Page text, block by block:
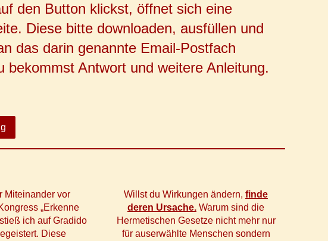
den Button klickst, öffnet sich eine
Diese bitte downloaden, ausfüllen und
das darin genannte Email-Postfach
bekommst Antwort und weitere Anleitung.
Miteinander vor
„Erkenne
ich auf Gradido
Diese
Willst du Wirkungen ändern, finde
deren Ursache. Warum sind die
Hermetischen Gesetze nicht mehr nur
für auserwählte Menschen sondern